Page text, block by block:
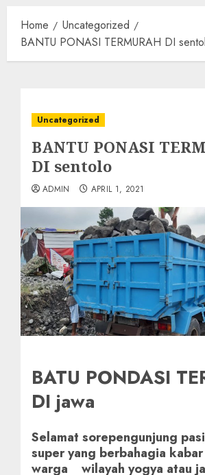
Home
Uncategorized
BANTU PONASI TERMURAH DI
Uncategorized
BANTU PONASI
DI sentolo
ADMIN APRIL 1, 2021
BATU PONDASI
DI jawa
Selamat sorepengunjung
super yang berbahagia
warga wilayah yogya atau